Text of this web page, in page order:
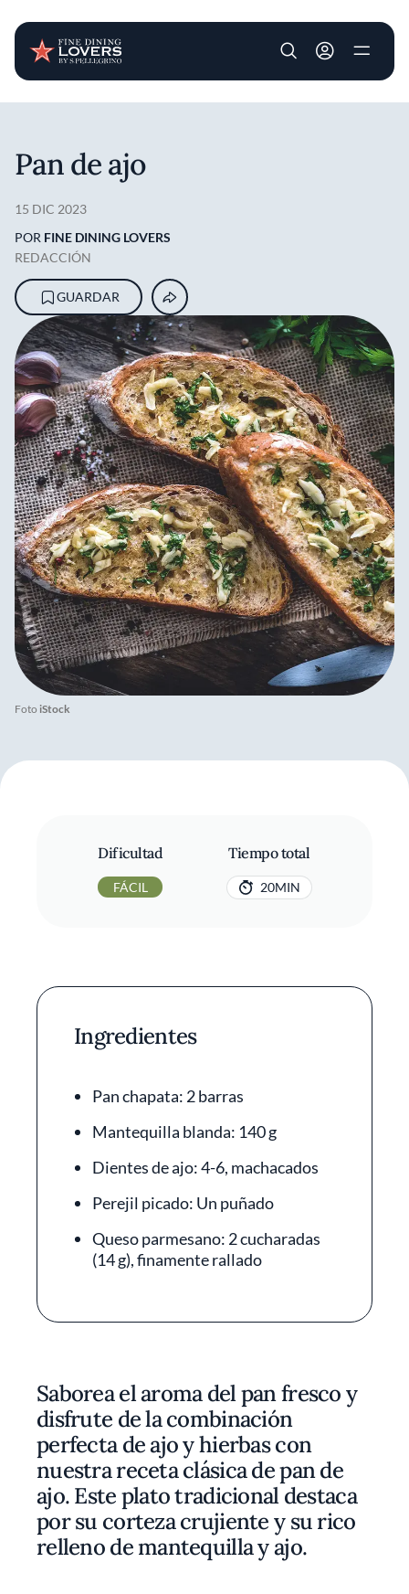
User account
Foto iStock
Pan de ajo
15 DIC 2023
POR FINE DINING LOVERS
REDACCIÓN
GUARDAR
Dificultad
FÁCIL
Tiempo total
20MIN
Ingredientes
Pan chapata: 2 barras
Mantequilla blanda: 140 g
Dientes de ajo: 4-6, machacados
Perejil picado: Un puñado
Queso parmesano: 2 cucharadas
(14 g), finamente rallado
Saborea el aroma del pan fresco y
disfrute de la combinación
perfecta de ajo y hierbas con
nuestra receta clásica de pan de
ajo. Este plato tradicional destaca
por su corteza crujiente y su rico
relleno de mantequilla y ajo.